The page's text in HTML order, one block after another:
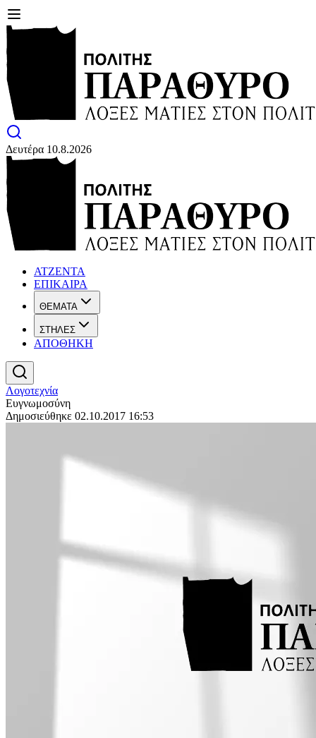
Δευτέρα 10.8.2026
ΑΤΖΕΝΤΑ
ΕΠΙΚΑΙΡΑ
ΘΕΜΑΤΑ
ΣΤΗΛΕΣ
ΑΠΟΘΗΚΗ
Λογοτεχνία
Ευγνωμοσύνη
Δημοσιεύθηκε 02.10.2017 16:53